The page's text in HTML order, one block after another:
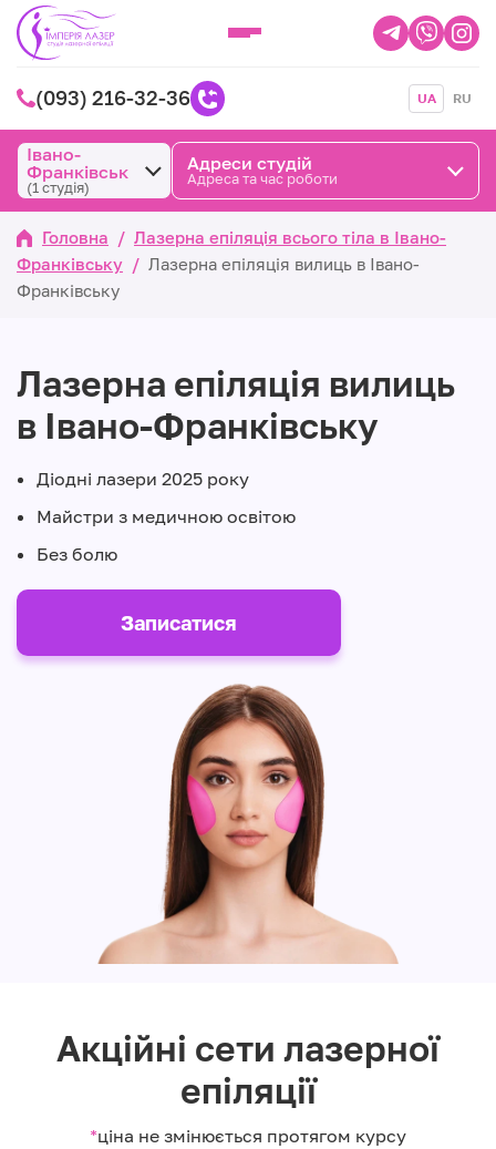
(093) 216-32-36 UA RU
Івано-
Франківськ
(1 студія)
Адреси студій
Адреса та час роботи
Головна / Лазерна епіляція всього тіла в Івано-
Франківську / Лазерна епіляція вилиць в Івано-
Франківську
Лазерна епіляція вилиць
в Івано-Франківську
Діодні лазери 2025 року
Майстри з медичною освітою
Без болю
Записатися
Акційні сети лазерної
епіляції
*ціна не змінюється протягом курсу